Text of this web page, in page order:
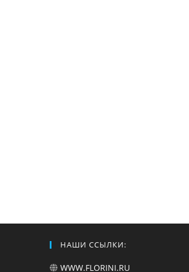
НАШИ ССЫЛКИ:
WWW.FLORINI.RU